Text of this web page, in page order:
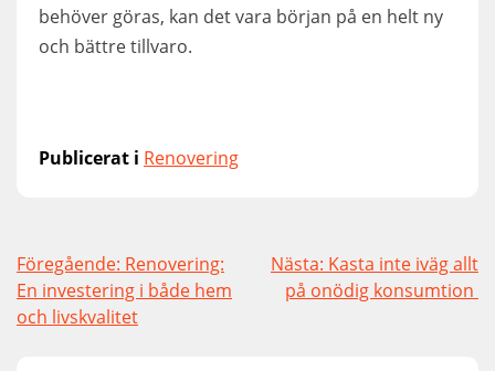
behöver göras, kan det vara början på en helt ny
och bättre tillvaro.
Publicerat i Renovering
Inläggsnavigering
Föregående: Renovering:
En investering i både hem
och livskvalitet
Nästa: Kasta inte iväg allt
på onödig konsumtion